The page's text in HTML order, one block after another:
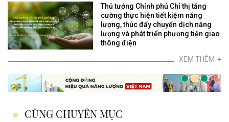
Thủ tướng Chính phủ Chỉ thị tăng
cường thực hiện tiết kiệm năng
lượng, thúc đẩy chuyển dịch năng
lượng và phát triển phương tiện giao
thông điện
XEM THÊM +
CÙNG CHUYÊN MỤC